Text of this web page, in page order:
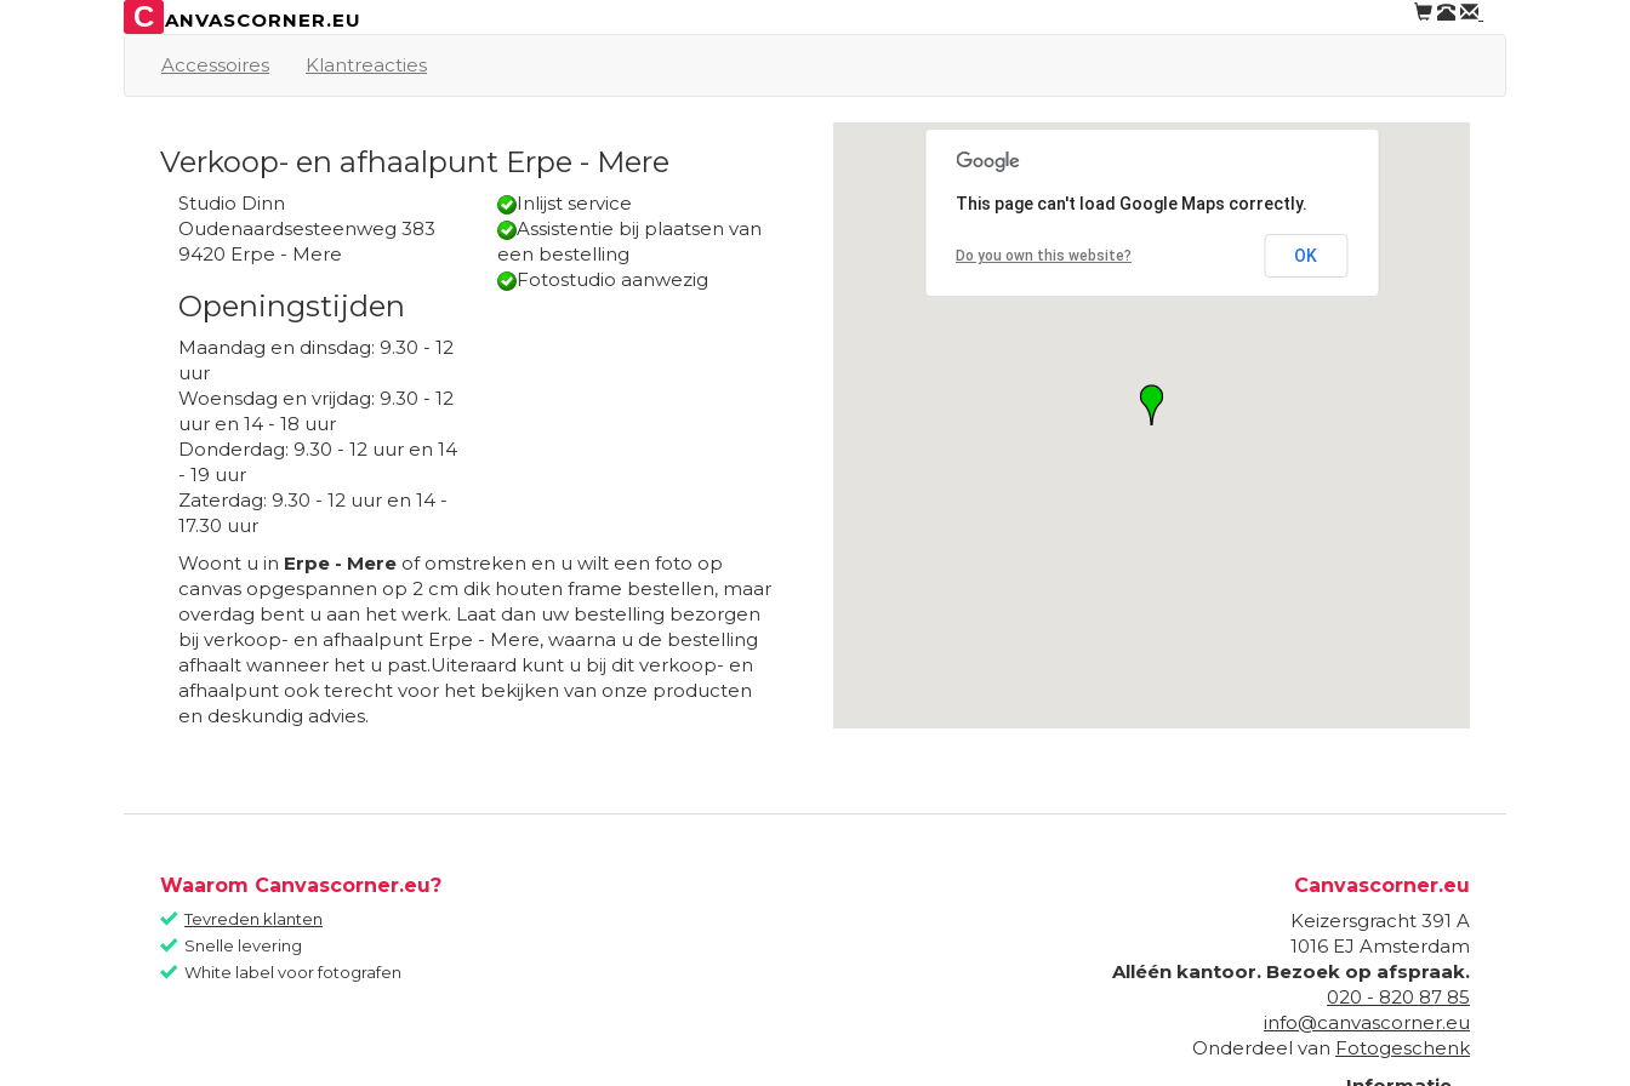
C ANVASCORNER.EU
Accessoires
Klantreacties
Verkoop- en afhaalpunt Erpe - Mere
Studio Dinn
Oudenaardsesteenweg 383
9420 Erpe - Mere
Openingstijden
Maandag en dinsdag: 9.30 - 12
uur
Woensdag en vrijdag: 9.30 - 12
uur en 14 - 18 uur
Donderdag: 9.30 - 12 uur en 14
- 19 uur
Zaterdag: 9.30 - 12 uur en 14 -
17.30 uur
Inlijst service
Assistentie bij plaatsen van
een bestelling
Fotostudio aanwezig
Woont u in Erpe - Mere of omstreken en u wilt een foto op
canvas opgespannen op 2 cm dik houten frame bestellen, maar
overdag bent u aan het werk. Laat dan uw bestelling bezorgen
bij verkoop- en afhaalpunt Erpe - Mere, waarna u de bestelling
afhaalt wanneer het u past.Uiteraard kunt u bij dit verkoop- en
afhaalpunt ook terecht voor het bekijken van onze producten
en deskundig advies.
Loading...
This page can't load Google Maps correctly.
Do you own this website? OK
Waarom Canvascorner.eu?
Tevreden klanten
Snelle levering
White label voor fotografen
Canvascorner.eu
Keizersgracht 391 A
1016 EJ Amsterdam
Alléén kantoor. Bezoek op afspraak.
020 - 820 87 85
info@canvascorner.eu
Onderdeel van Fotogeschenk